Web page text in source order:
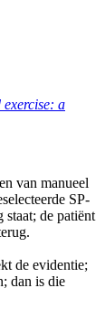
a
van manueel
SP-
de patiënt
de evidentie;
dan is die